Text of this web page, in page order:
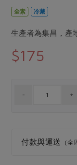
日用品
最新產品
養身食補
節慶大餐
把最好的台灣味帶
綠主張月刊
典藏閱覽室
最新消息
下載專區
地區活動
全素 冷藏
生產者為集昌，產
$175
付款與運送 （